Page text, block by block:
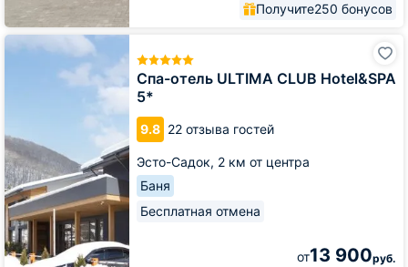
Получите250 бонусов
Спа-отель ULTIMA CLUB Hotel&SPA
5*
9.8 22 отзыва гостей
Эсто-Садок, 2 км от центра
Баня
Бесплатная отмена
от13 900руб.
Спа-